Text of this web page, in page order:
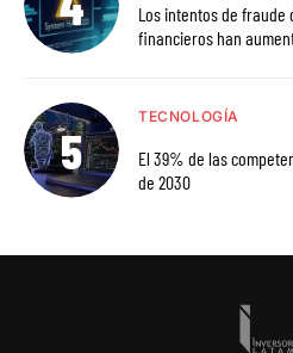
Los intentos de fraude
financieros han
TECNOLOGÍA
El 39% de las
de 2030